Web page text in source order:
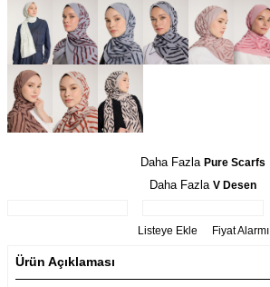
Daha Fazla Pure Scarfs
Daha Fazla V Desen
Listeye Ekle Fiyat Alarmı
Ürün Açıklaması